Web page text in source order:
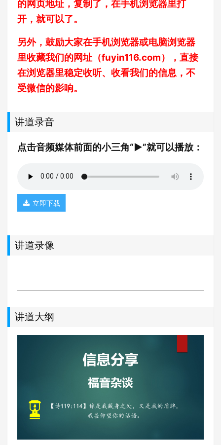
的网页地址，复制了，在手机浏览器里打
开，就可以了。
另外，鼓励大家在手机浏览器或电脑浏览器
里收藏我们的网址（fuyin116.com），直接
在浏览器里稳定收听、收看我们的信息，不
受微信的影响。
讲道录音
点击音频媒体前面的小三角“►”就可以播放：
立即下载
讲道录像
讲道大纲